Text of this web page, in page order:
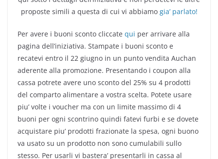
proposte simili a questa di cui vi abbiamo gia’ parlato!
Per avere i buoni sconto cliccate qui per arrivare alla
pagina dell’iniziativa. Stampate i buoni sconto e
recatevi entro il 22 giugno in un punto vendita Auchan
aderente alla promozione. Presentando i coupon alla
cassa potrete avere uno sconto del 25% su 4 prodotti
del comparto alimentare a vostra scelta. Potete usare
piu’ volte i voucher ma con un limite massimo di 4
buoni per ogni scontrino quindi fatevi furbi e se dovete
acquistare piu’ prodotti frazionate la spesa, ogni buono
va usato su un prodotto non sono cumulabili sullo
stesso. Per usarli vi bastera’ presentarli in cassa al